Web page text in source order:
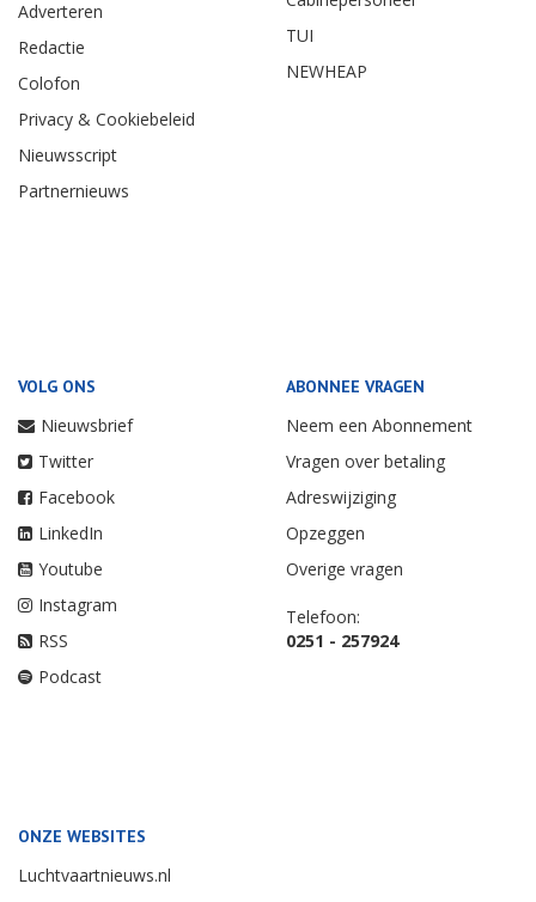
Adverteren
Redactie
Colofon
Privacy & Cookiebeleid
Nieuwsscript
Partnernieuws
TUI
NEWHEAP
VOLG ONS
Nieuwsbrief
Twitter
Facebook
LinkedIn
Youtube
Instagram
RSS
Podcast
ABONNEE VRAGEN
Neem een Abonnement
Vragen over betaling
Adreswijziging
Opzeggen
Overige vragen
Telefoon:
0251 - 257924
ONZE WEBSITES
Luchtvaartnieuws.nl